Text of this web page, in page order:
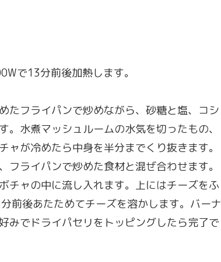
で13分前後加熱します。
たフライパンで炒めながら、砂糖と塩、コシ
水煮マッシュルームの水気を切ったもの、
が冷めたら中身を半分までくり抜きます。
ライパンで炒めた食材と混ぜ合わせます。
チャの中に流し入れます。上にはチーズをふ
前後あたためてチーズを溶かします。バーナ
みでドライパセリをトッピングしたら完了で